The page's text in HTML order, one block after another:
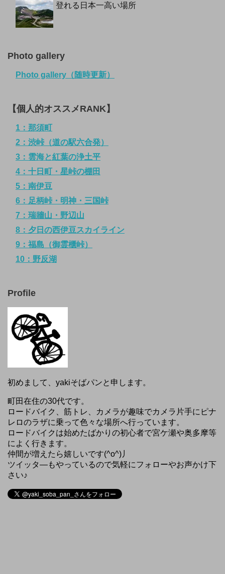
登れる日本一高い場所
Photo gallery
Photo gallery（随時更新）
【個人的オススメRANK】
1：那須町
2：渋峠（道の駅六合発）
3：雲海と紅葉の浄土平
4：十日町・星峠の棚田
5：南伊豆
6：足柄峠・明神・三国峠
7：瑞牆山・野辺山
8：夕日の西伊豆スカイライン
9：福島（御霊櫃峠）
10：野反湖
Profile
初めまして、yakiそばパンと申します。
町田在住の30代です。
ロードバイク、筋トレ、カメラが趣味でカメラ片手にピナ
レロのラザに乗って色々な場所へ行っています。
ロードバイクは始めたばかりの初心者で宮ケ瀬や奥多摩等
によく行きます。
仲間が増えたら嬉しいです(^o^)丿
ツイッタ―もやっているので気軽にフォローやお声かけ下
さい♪